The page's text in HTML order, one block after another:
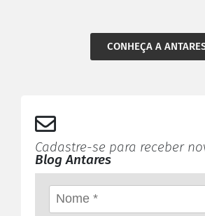
CONHEÇA A
Cadastre-se para receber
Blog Antares